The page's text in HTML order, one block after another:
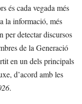
és cada vegada més
la informació, més
per detectar discursos
de la Generació
en un dels principals
d’acord amb les
.